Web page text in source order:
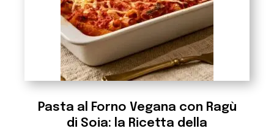
Pasta al Forno Vegana con Ragù
di Soia: la Ricetta della